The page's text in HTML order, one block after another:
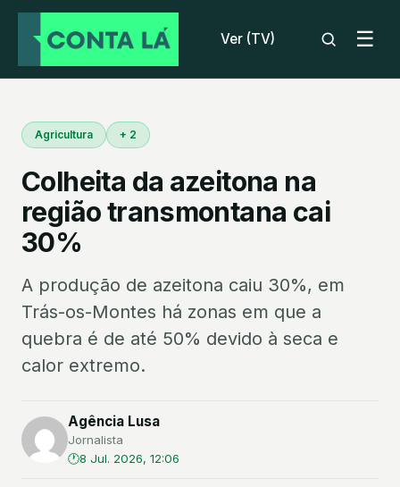
Ver (TV) ☰
Agricultura + 2
Colheita da azeitona na
região transmontana cai
30%
A produção de azeitona caiu 30%, em
Trás-os-Montes há zonas em que a
quebra é de até 50% devido à seca e
calor extremo.
Agência Lusa
Jornalista
8 Jul. 2026, 12:06